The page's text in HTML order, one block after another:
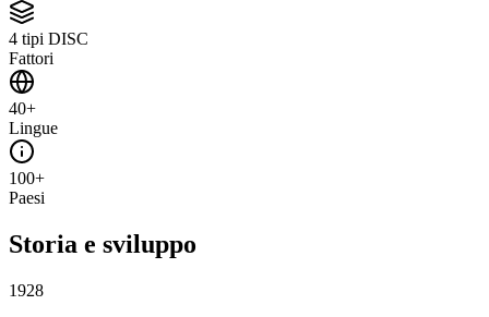
4 tipi DISC
Fattori
40+
Lingue
100+
Paesi
Storia e sviluppo
1928